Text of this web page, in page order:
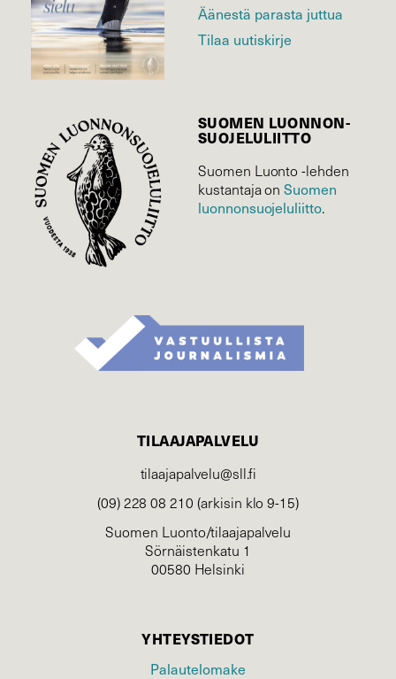
Äänestä parasta juttua
Tilaa uutiskirje
SUOMEN LUONNON­
SUOJELU­LIITTO
Suomen Luonto -lehden
kustantaja onSuomen
luonnonsuojelu­liitto.
TILAAJAPALVELU
tilaajapalvelu@sll.fi
(09) 228 08 210 (arkisin klo 9-15)
Suomen Luonto/tilaajapalvelu
Sörnäistenkatu 1
00580 Helsinki
YHTEYSTIEDOT
Palautelomake